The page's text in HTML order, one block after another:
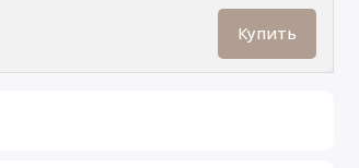
Купить